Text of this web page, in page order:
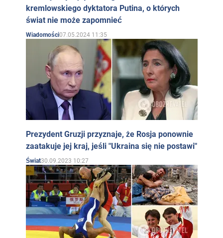
kremlowskiego dyktatora Putina, o których
świat nie może zapomnieć
Wiadomości07.05.2024 11:35
Prezydent Gruzji przyznaje, że Rosja ponownie
zaatakuje jej kraj, jeśli "Ukraina się nie postawi"
Świat30.09.2023 10:27